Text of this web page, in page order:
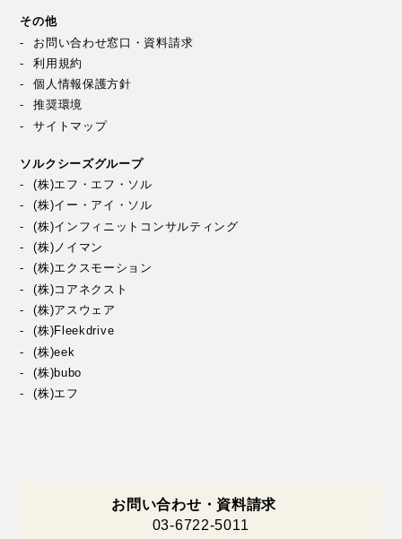
その他
お問い合わせ窓口・資料請求
利用規約
個人情報保護方針
推奨環境
サイトマップ
ソルクシーズグループ
(株)エフ・エフ・ソル
(株)イー・アイ・ソル
(株)インフィニットコンサルティング
(株)ノイマン
(株)エクスモーション
(株)コアネクスト
(株)アスウェア
(株)Fleekdrive
(株)eek
(株)bubo
(株)エフ
お問い合わせ・資料請求
03-6722-5011